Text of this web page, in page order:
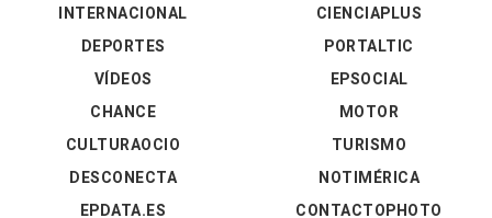
INTERNACIONAL
DEPORTES
VÍDEOS
CIENCIAPLUS
PORTALTIC
EPSOCIAL
CHANCE
CULTURAOCIO
DESCONECTA
EPDATA.ES
MOTOR
TURISMO
NOTIMÉRICA
CONTACTOPHOTO